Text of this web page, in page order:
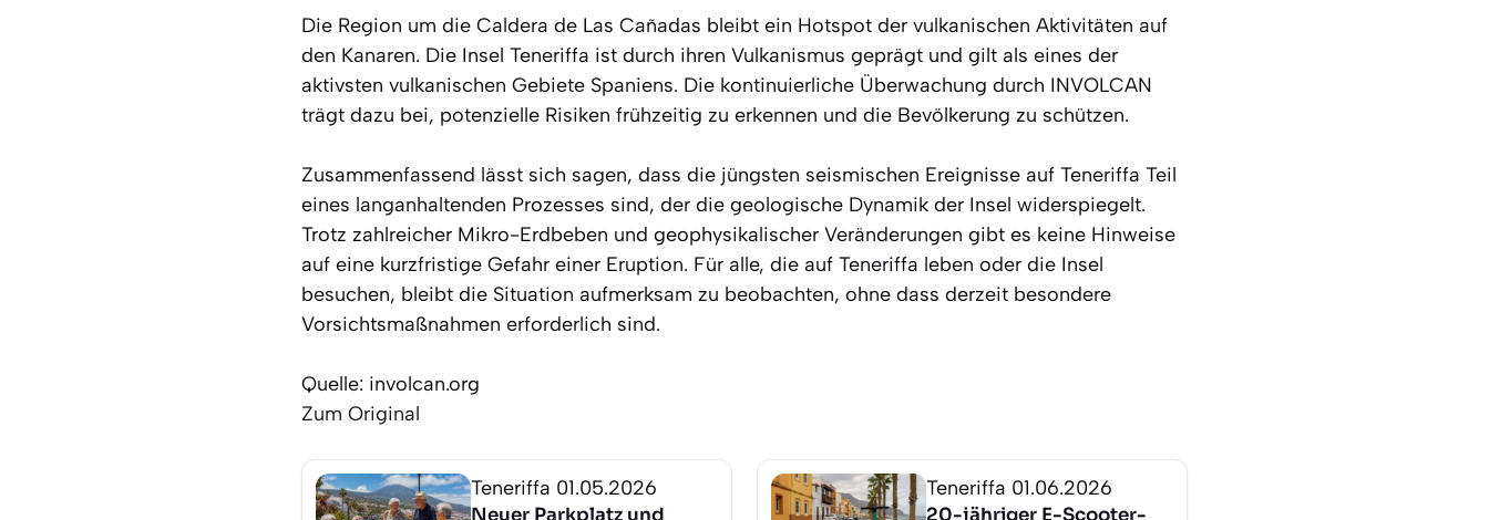
Die Region um die Caldera de Las Cañadas bleibt ein Hotspot der vulkanischen Aktivitäten auf
den Kanaren. Die Insel Teneriffa ist durch ihren Vulkanismus geprägt und gilt als eines der
aktivsten vulkanischen Gebiete Spaniens. Die kontinuierliche Überwachung durch INVOLCAN
trägt dazu bei, potenzielle Risiken frühzeitig zu erkennen und die Bevölkerung zu schützen.
Zusammenfassend lässt sich sagen, dass die jüngsten seismischen Ereignisse auf Teneriffa Teil
eines langanhaltenden Prozesses sind, der die geologische Dynamik der Insel widerspiegelt.
Trotz zahlreicher Mikro-Erdbeben und geophysikalischer Veränderungen gibt es keine Hinweise
auf eine kurzfristige Gefahr einer Eruption. Für alle, die auf Teneriffa leben oder die Insel
besuchen, bleibt die Situation aufmerksam zu beobachten, ohne dass derzeit besondere
Vorsichtsmaßnahmen erforderlich sind.
Quelle: involcan.org
Zum Original
Teneriffa 01.05.2026
Neuer Parkplatz und
Teneriffa 01.06.2026
20-jähriger E-Scooter-